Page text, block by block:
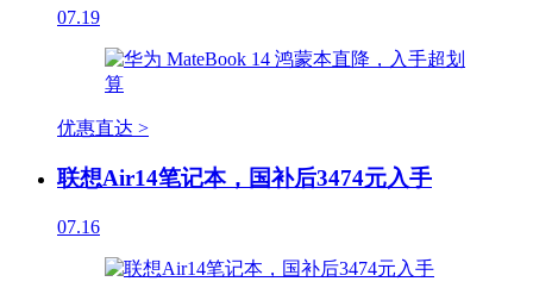
07.19
优惠直达 >
联想Air14笔记本，国补后3474元入手
07.16